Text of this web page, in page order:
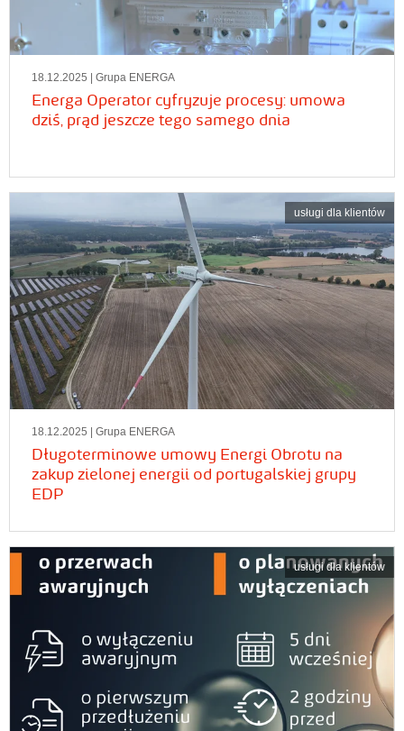
18.12.2025 | Grupa ENERGA
Energa Operator cyfryzuje procesy: umowa
dziś, prąd jeszcze tego samego dnia
usługi dla klientów
18.12.2025 | Grupa ENERGA
Długoterminowe umowy Energi Obrotu na
zakup zielonej energii od portugalskiej grupy
EDP
usługi dla klientów